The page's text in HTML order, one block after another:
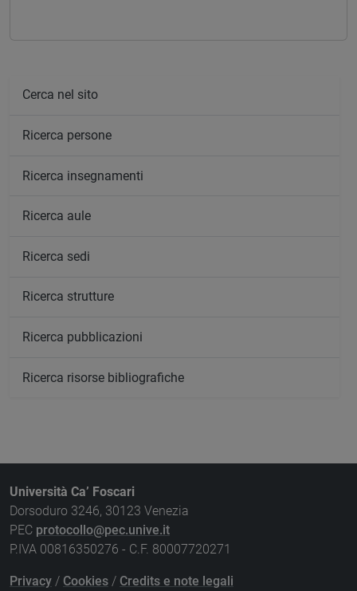
Cerca nel sito
Ricerca persone
Ricerca insegnamenti
Ricerca aule
Ricerca sedi
Ricerca strutture
Ricerca pubblicazioni
Ricerca risorse bibliografiche
Università Ca’ Foscari
Dorsoduro 3246, 30123 Venezia
PEC protocollo@pec.unive.it
P.IVA 00816350276 - C.F. 80007720271
Privacy / Cookies / Credits e note legali